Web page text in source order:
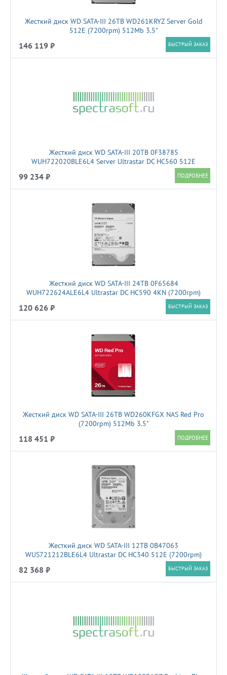
Жесткий диск WD SATA-III 26TB WD261KRYZ Server Gold
512E (7200rpm) 512Mb 3.5"
146 119 ₽ БЫСТРЫЙ ЗАКАЗ
Жесткий диск WD SATA-III 20TB 0F38785
WUH722020BLE6L4 Server Ultrastar DC HC560 512E
99 234 ₽
Жесткий диск WD SATA-III 24TB 0F65684
WUH722624ALE6L4 Ultrastar DC HC590 4KN (7200rpm)
120 626 ₽ БЫСТРЫЙ ЗАКАЗ
Жесткий диск WD SATA-III 26TB WD260KFGX NAS Red Pro
(7200rpm) 512Mb 3.5"
118 451 ₽
Жесткий диск WD SATA-III 12TB 0B47063
WUS721212BLE6L4 Ultrastar DC HC340 512E (7200rpm)
82 368 ₽ БЫСТРЫЙ ЗАКАЗ